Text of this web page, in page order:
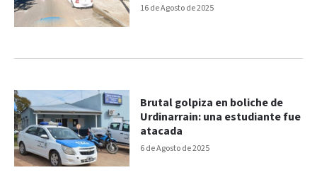
16 de Agosto de 2025
6 de Agosto de 2025
Brutal golpiza en boliche de
Urdinarrain: una estudiante fue
atacada